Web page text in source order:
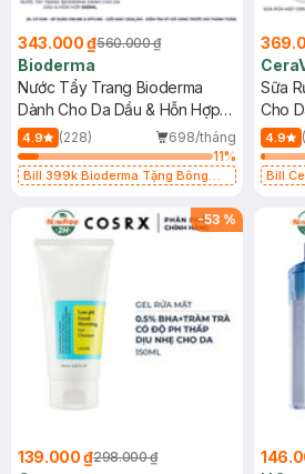
343.000 ₫560.000 ₫
Bioderma
Nước Tẩy Trang Bioderma
Dành Cho Da Dầu & Hỗn Hợp
500ml
4.9 (228)
698/tháng
11%
Bill 399k Bioderma Tặng Bông
Sữa
Cho
473ml
4.9
Bill
-53 %
139.000 ₫298.000 ₫